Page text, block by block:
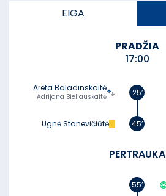
EIGA
PRADŽIA
17:00
Areta Baladinskaitė
Adrijana Bieliauskaitė 25’
Ugnė Stanevičiūtė 45’
PERTRAUKA
55’